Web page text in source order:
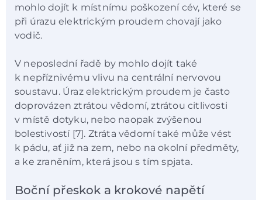
mohlo dojít k místnímu poškození cév, které se
při úrazu elektrickým proudem chovají jako
vodič.
V neposlední řadě by mohlo dojít také
k nepříznivému vlivu na centrální nervovou
soustavu. Úraz elektrickým proudem je často
doprovázen ztrátou vědomí, ztrátou citlivosti
v místě dotyku, nebo naopak zvýšenou
bolestivostí [7]. Ztráta vědomí také může vést
k pádu, ať již na zem, nebo na okolní předměty,
a ke zraněním, která jsou s tím spjata.
Boční přeskok a krokové napětí